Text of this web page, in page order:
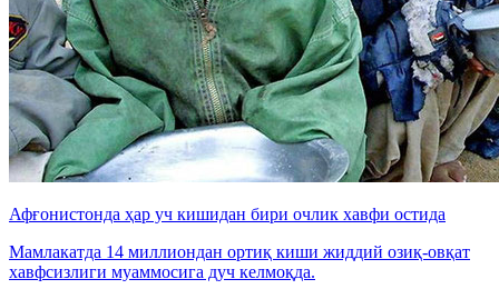
Афғонистонда ҳар уч кишидан бири очлик хавфи остида
Мамлакатда 14 миллиондан ортиқ киши жиддий озиқ-овқат
хавфсизлиги муаммосига дуч келмоқда.